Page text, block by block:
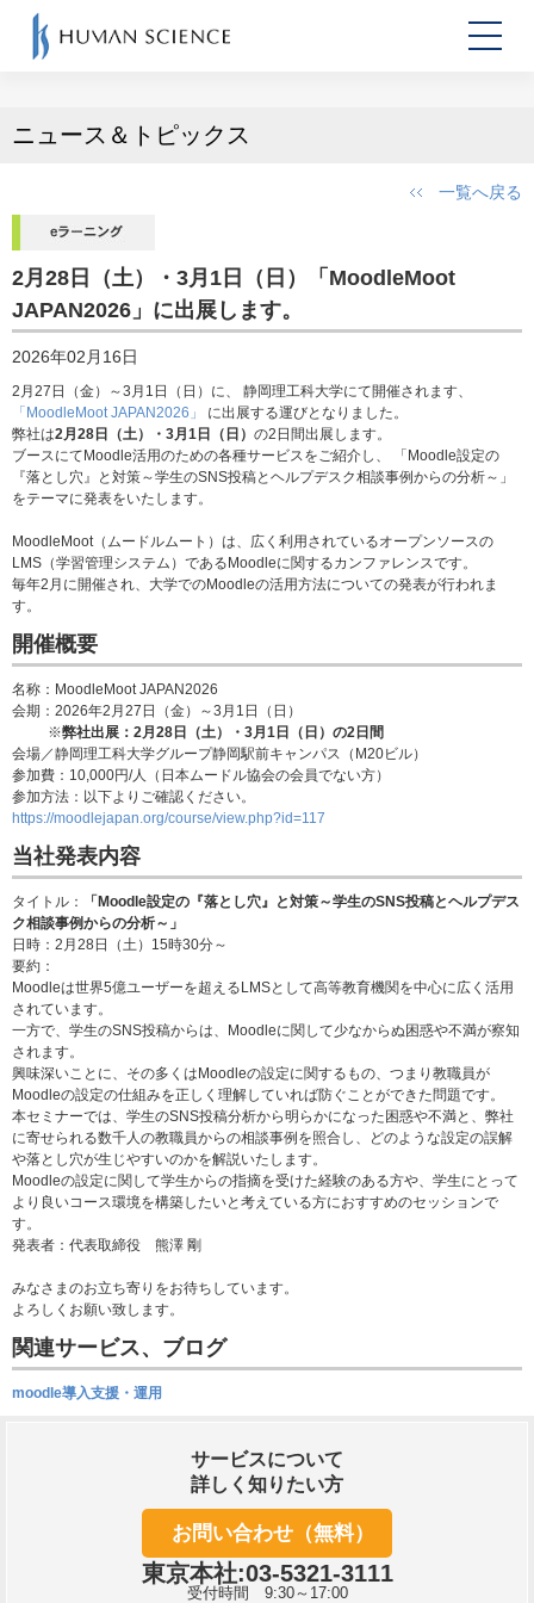
ニュース＆トピックス
一覧へ戻る
2月28日（土）・3月1日（日）「MoodleMoot
JAPAN2026」に出展します。
2026年02月16日
2月27日（金）～3月1日（日）に、 静岡理工科大学にて開催されます、
「MoodleMoot JAPAN2026」
に出展する運びとなりました。
弊社は2月28日（土）・3月1日（日） の2日間出展します。
ブースにてMoodle活用のための各種サービスをご紹介し、 「Moodle設定の
『落とし穴』と対策～学生のSNS投稿とヘルプデスク相談事例からの分析～」
をテーマに発表をいたします。
MoodleMoot（ムードルムート）は、広く利用されているオープンソースの
LMS（学習管理システム）であるMoodleに関するカンファレンスです。
毎年2月に開催され、大学でのMoodleの活用方法についての発表が行われま
す。
開催概要
名称：MoodleMoot JAPAN2026
会期：2026年2月27日（金）～3月1日（日）
※弊社出展：2月28日（土）・3月1日（日）の2日間
会場／静岡理工科大学グループ静岡駅前キャンパス（M20ビル）
参加費：10,000円/人（日本ムードル協会の会員でない方）
参加方法：以下よりご確認ください。
https://moodlejapan.org/course/view.php?id=117
当社発表内容
タイトル：
「Moodle設定の『落とし穴』と対策～学生のSNS投稿とヘルプデス
ク相談事例からの分析～」
日時：2月28日（土）15時30分～
要約：
Moodleは世界5億ユーザーを超えるLMSとして高等教育機関を中心に広く活用
されています。
一方で、学生のSNS投稿からは、Moodleに関して少なからぬ困惑や不満が察知
されます。
興味深いことに、その多くはMoodleの設定に関するもの、つまり教職員が
Moodleの設定の仕組みを正しく理解していれば防ぐことができた問題です。
本セミナーでは、学生のSNS投稿分析から明らかになった困惑や不満と、弊社
に寄せられる数千人の教職員からの相談事例を照合し、どのような設定の誤解
や落とし穴が生じやすいのかを解説いたします。
Moodleの設定に関して学生からの指摘を受けた経験のある方や、学生にとって
より良いコース環境を構築したいと考えている方におすすめのセッションで
す。
発表者：代表取締役 熊澤 剛
みなさまのお立ち寄りをお待ちしています。
よろしくお願い致します。
関連サービス、ブログ
moodle導入支援・運用
サービスについて
詳しく知りたい方
お問い合わせ（無料）
東京本社:03-5321-3111
受付時間 9:30～17:00